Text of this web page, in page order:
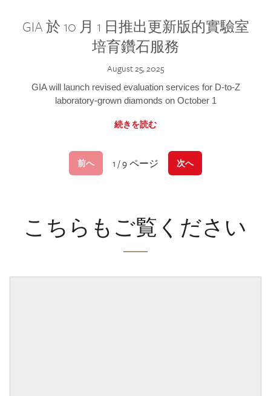
GIA 於 10 月 1 日推出更新版的實驗室
培育鑽石服務
August 25, 2025
GIA will launch revised evaluation services for D-to-Z
laboratory-grown diamonds on October 1
続きを読む
前へ 1 / 9 ページ 次へ
こちらもご覧ください